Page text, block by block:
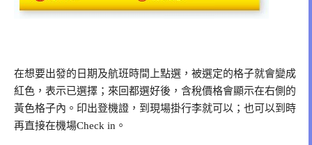
在想要出發的日期及航班時間上點選，被選定的格子就會變成
紅色，表示已選擇；來回都選好後，含稅價格會顯示在右側的
黃色格子內。印出登機證，到現場掛行李就可以；也可以到時
再直接在機場Check in。